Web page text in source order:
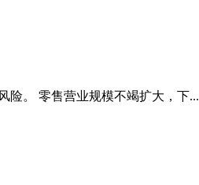
险。 零售营业规模不竭扩大，下...